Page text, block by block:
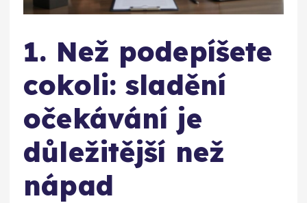
1. Než podepíšete
cokoli: sladění
očekávání je
důležitější než
nápad